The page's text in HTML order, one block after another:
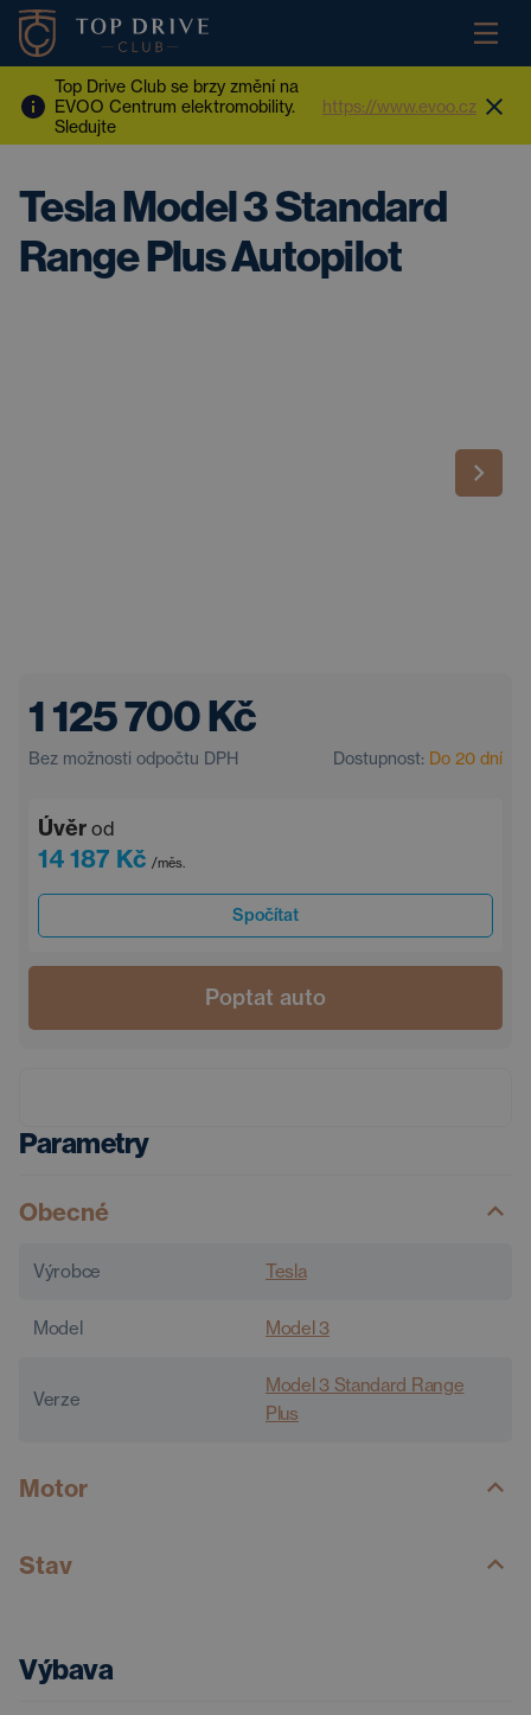
Top Drive Club se brzy změní na
EVOO Centrum elektromobility.
Sledujte
https://www.evoo.cz
Tesla Model 3 Standard
Range Plus Autopilot
1 125 700 Kč
Bez možnosti odpočtu DPH Dostupnost: Do 20 dní
Úvěr od
14 187 Kč /měs.
Spočítat
Poptat auto
Parametry
Obecné
Výrobce Tesla
Model Model 3
Verze
Model 3 Standard Range
Plus
Motor
Stav
Výbava